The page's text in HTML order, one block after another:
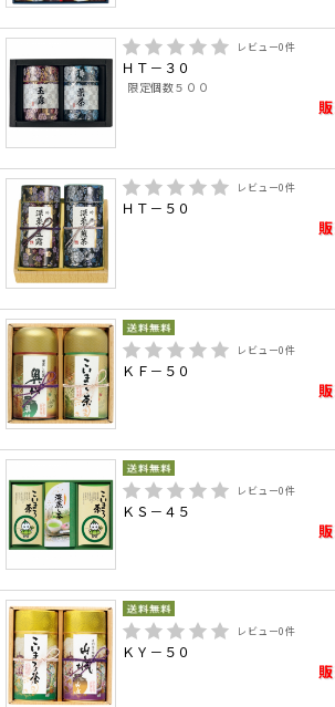
レビュー0件
ＨＴ－３０
限定個数５００
レビュー0件
ＨＴ－５０
レビュー0件
ＫＦ－５０
レビュー0件
ＫＳ－４５
レビュー0件
ＫＹ－５０